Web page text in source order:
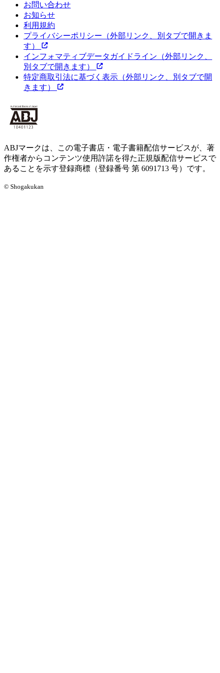
お問い合わせ
お知らせ
利用規約
プライバシーポリシー （外部リンク、別タブで開きま
す）
インフォマティブデータガイドライン （外部リンク、
別タブで開きます）
特定商取引法に基づく表示 （外部リンク、別タブで開
きます）
ABJマークは、この電子書店・電子書籍配信サービスが、著
作権者からコンテンツ使用許諾を得た正規版配信サービスで
あることを示す登録商標（登録番号 第 6091713 号）です。
© Shogakukan